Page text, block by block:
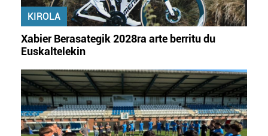
KIROLA
Xabier Berasategik 2028ra arte berritu du
Euskaltelekin